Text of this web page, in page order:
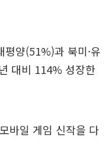
평양(51%)과 북미·유
대비 114% 성장한
바일 게임 신작을 다